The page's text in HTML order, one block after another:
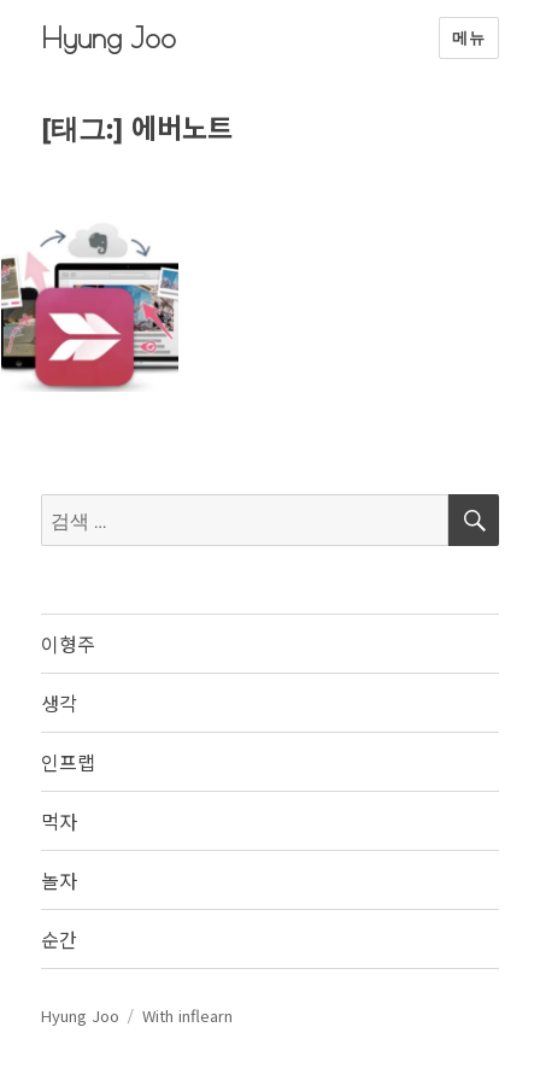
Hyung Joo 메뉴
[태그:] 에버노트
검
색:
검
이형주
생각
인프랩
먹자
놀자
순간
Hyung Joo With inflearn